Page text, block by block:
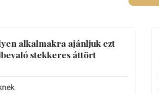
alkalmakra ajánljuk ezt
stekkeres áttört